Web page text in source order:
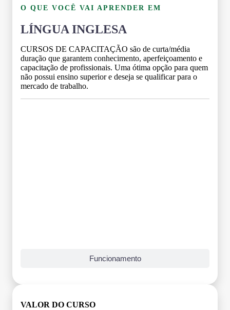
O QUE VOCÊ VAI APRENDER EM
LÍNGUA INGLESA
CURSOS DE CAPACITAÇÃO são de curta/média
duração que garantem conhecimento, aperfeiçoamento e
capacitação de profissionais. Uma ótima opção para quem
não possui ensino superior e deseja se qualificar para o
mercado de trabalho.
Funcionamento
VALOR DO CURSO